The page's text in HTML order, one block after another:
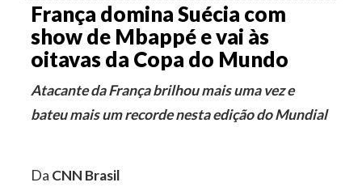
França domina Suécia com
show de Mbappé e vai às
oitavas da Copa do Mundo
Atacante da França brilhou mais uma vez e
bateu mais um recorde nesta edição do Mundial
Da CNN Brasil